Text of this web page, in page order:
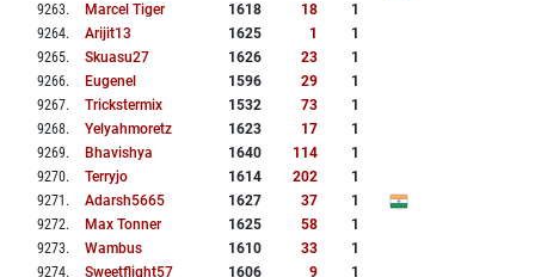
9263. Marcel Tiger 1618 18
1
9264. Arijit13 1625 1
1
9265. Skuasu27 1626 23
1
9266. Eugenel 1596 29
1
9267. Trickstermix 1532 73
1
9268. Yelyahmoretz 1623 17
1
9269. Bhavishya 1640 114
1
9270. Terryjo 1614 202
1
9271 . Adarsh5665 1627 37
1
9272. Max Tonner 1625 58
1
9273. Wambus 1610 33
1
9274. Sweetflight57 1606 9
1